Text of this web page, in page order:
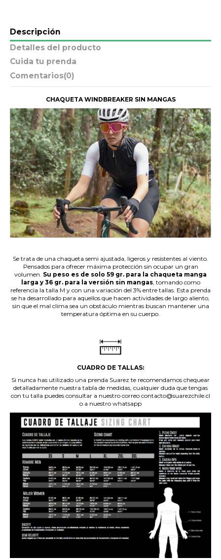
Descripción
Detalles del producto
Cuida tu prenda
Comentarios(0)
CHAQUETA WINDBREAKER SIN MANGAS
Se trata de una chaqueta semi ajustada, ligeros y resistentes al viento.
Pensados para ofrecer máxima protección sin ocupar un gran
volumen. Su peso es de solo 59 gr. para la chaqueta manga
larga y 36 gr. para la versión sin mangas, tomando como
referencia la talla M y con una variación del 3% entre tallas. Esta prenda
se ha desarrollado para aquellos que hacen actividades de largo aliento,
sin que el mal clima sea un obstáculo mientras buscan mantener una
temperatura óptima en su cuerpo.
CUADRO DE TALLAS:
Si nunca has utilizado una prenda Suarez te recomendamos chequear
detalladamente nuestra tabla de medidas, cualquier duda que tengas
con tu talla puedes consultar a nuestro correo contacto@suarezchile.cl
o a nuestro whatsapp